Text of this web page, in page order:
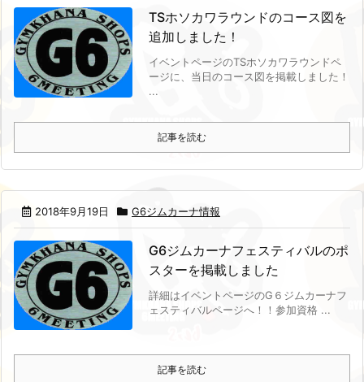
TSホソカワラウンドのコース図を
追加しました！
イベントページのTSホソカワラウンドペ
ージに、当日のコース図を掲載しました！
...
記事を読む
2018年9月19日 G6ジムカーナ情報
G6ジムカーナフェスティバルのポ
スターを掲載しました
詳細はイベントページのG６ジムカーナフ
ェスティバルページへ！！ 参加資格 ...
記事を読む